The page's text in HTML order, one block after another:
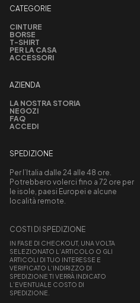
CATEGORIE
CINTURE
BORSE
T-SHIRT
PER LA CASA
ACCESSORI
AZIENDA
LA NOSTRA STORIA
NEGOZI
FAQ
ACCEDI
SPEDIZIONE
Per l’Italia dalle 24 alle 48 ore.
Potrebbero volerci fino a 72 ore per
le isole, paesi Europei e alcune
località remote.
COSTI DI SPEDIZIONE
IN FASE DI CHECKOUT, UNA VOLTA
SELEZIONATO L’ARTICOLO O GLI
ARTICOLI DI TUO INTERESSE E
VERIFICATO L’INDIRIZZO DI
SPEDIZIONE TI VERRÀ INDICATO
L’EVENTUALE COSTO DI
SPEDIZIONE.